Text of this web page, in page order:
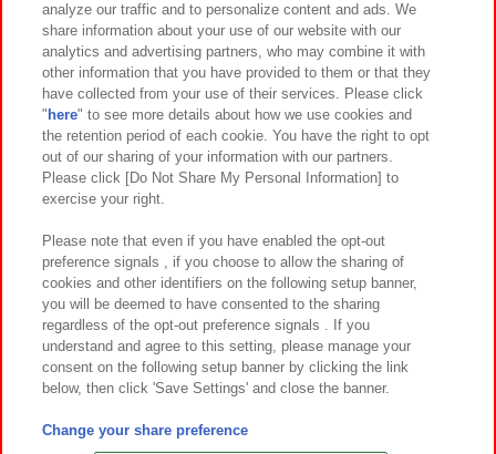
イベント・キャンペーン
関連会社 サステナビリティ サイトポリシー
プライバシーポリシー ウェブアクセシビリティ方針と検証結果
お取引先さまとともに
カスタマーハラスメント対応方針 よくあるご質問・お問い合わせ
©Bandai Namco Amusement Inc.
©Bandai Namco Amusement Lab Inc.
analyze our traffic and to personalize content and ads. We
share information about your use of our website with our
analytics and advertising partners, who may combine it with
other information that you have provided to them or that they
have collected from your use of their services. Please click
" here" to see more details about how we use cookies and
the retention period of each cookie. You have the right to opt
out of our sharing of your information with our partners.
Please click [Do Not Share My Personal Information] to
exercise your right.
Please note that even if you have enabled the opt-out
preference signals , if you choose to allow the sharing of
cookies and other identifiers on the following setup banner,
you will be deemed to have consented to the sharing
regardless of the opt-out preference signals . If you
understand and agree to this setting, please manage your
consent on the following setup banner by clicking the link
below, then click 'Save Settings' and close the banner.
Change your share preference